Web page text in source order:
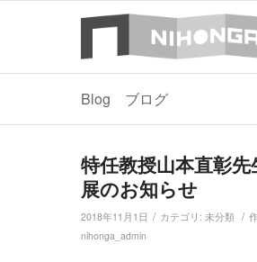
Blog ブログ
特任教授山本直彰
展のお知らせ
2018年11月1日 / カテゴリ: 未分類 /
nihonga_admin